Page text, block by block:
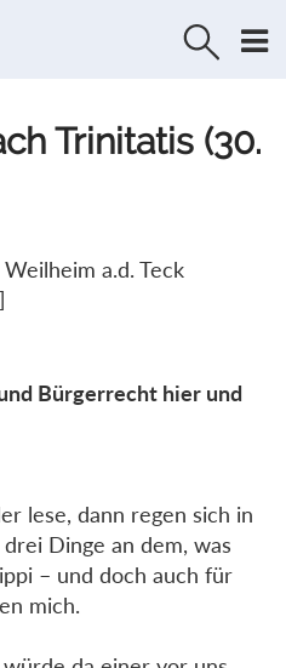
Trinitatis (30.
a.d. Teck
]
Bürgerrecht hier und
lese, dann regen sich in
Dinge an dem, was
– und doch auch für
mich.